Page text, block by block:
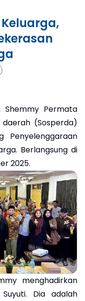
Shemmy Permata
(Sosperda)
Berlangsung di
2025.
menghadirkan
Dia adalah